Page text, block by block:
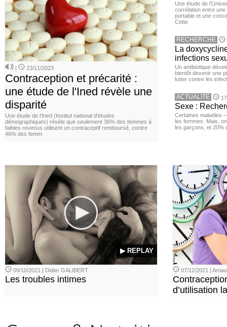
| 23/11/2023
Contraception et précarité :
une étude de l'Ined révèle une
disparité
Une étude de l’Ined (Institut national d'études
démographiques) révèle que seulement 36% des femmes à
faibles revenus utilisent un contraceptif remboursé, contre
46% des femm
Une étude de
corrélation entre une
portable et une
Cette
RECHERCHE
La
infections
Un antibiotique
bientôt devenir une
lutter contre les
ACTUALITE
Sexe :
Certaines maladies
les femmes. Mais,
les garçons, et 20%
▶ REPLAY
09/10/2021 | Didier GALIBERT
Les troubles intimes
07/12/2021 |
d’utilisation